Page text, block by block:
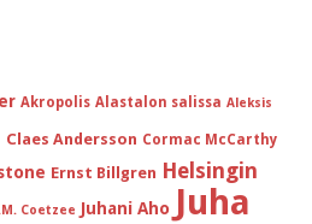
Akropolis Alastalon salissa Aleksis
Claes Andersson Cormac McCarthy
Ernst Billgren Helsingin
Coetzee Juhani Aho Juha